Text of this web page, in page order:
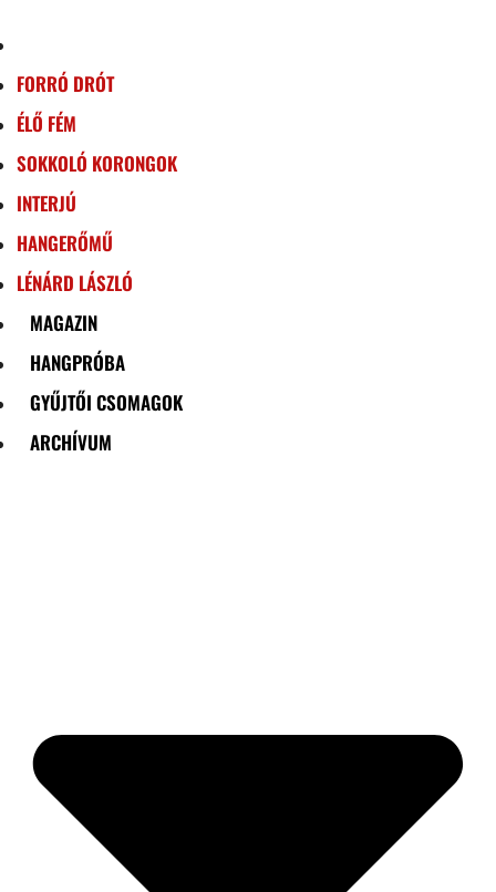
FORRÓ DRÓT
ÉLŐ FÉM
SOKKOLÓ KORONGOK
INTERJÚ
HANGERŐMŰ
LÉNÁRD LÁSZLÓ
MAGAZIN
HANGPRÓBA
GYŰJTŐI CSOMAGOK
ARCHÍVUM